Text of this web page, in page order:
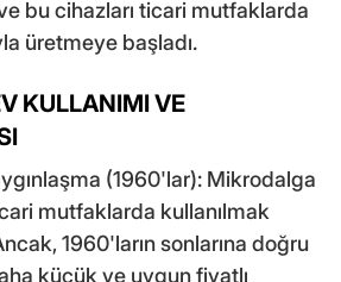
bu cihazları ticari mutfaklarda
üretmeye başladı.
KULLANIMI VE
(1960'lar): Mikrodalga
mutfaklarda kullanılmak
1960'ların sonlarına doğru
küçük ve uygun fiyatlı